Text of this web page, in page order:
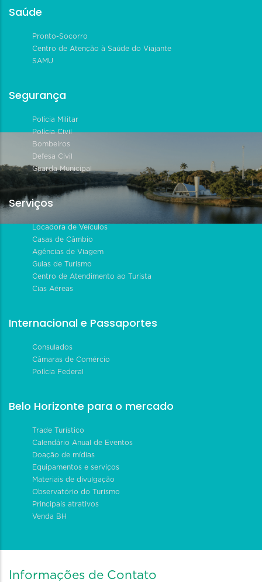
Saúde
Pronto-Socorro
Centro de Atenção à Saúde do Viajante
SAMU
Segurança
Polícia Militar
Polícia Civil
Bombeiros
Defesa Civil
Guarda Municipal
Serviços
Locadora de Veículos
Casas de Câmbio
Agências de Viagem
Guias de Turismo
Centro de Atendimento ao Turista
Cias Aéreas
Internacional e Passaportes
Consulados
Câmaras de Comércio
Polícia Federal
Belo Horizonte para o mercado
Trade Turístico
Calendário Anual de Eventos
Doação de mídias
Equipamentos e serviços
Materiais de divulgação
Observatório do Turismo
Principais atrativos
Venda BH
Informações de Contato